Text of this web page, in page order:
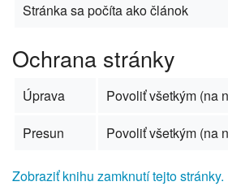
Stránka sa počíta ako článok
Ochrana stránky
Úprava
Povoliť všetkým (na
Presun
Povoliť všetkým (na
Zobraziť knihu zamknutí tejto stránky.